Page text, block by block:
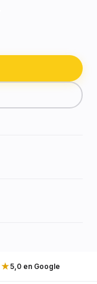
★5,0 en Google